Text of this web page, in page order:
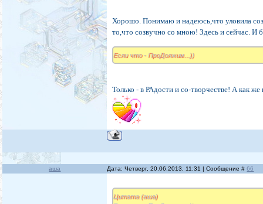
Хорошо. Понимаю и надеюсь,что уловила
то,что созвучно со мною! Здесь и сейчас. И
Если что - ПроДолжим...))
Только - в РАдости и со-творчестве! А как же
аша Дата: Четверг, 20.06.2013, 11:31 | Сообщение #66
Цитата (аша)